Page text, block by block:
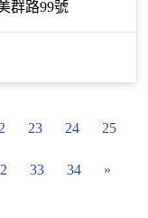
群路99號
23 24 25
33 34 »